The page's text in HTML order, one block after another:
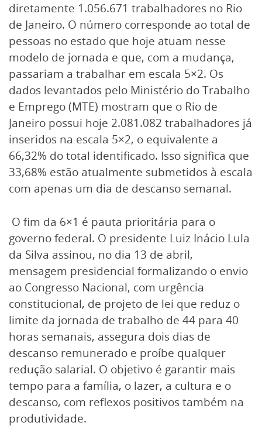
diretamente 1.056.671 trabalhadores no Rio
de Janeiro. O número corresponde ao total de
pessoas no estado que hoje atuam nesse
modelo de jornada e que, com a mudança,
passariam a trabalhar em escala 5×2. Os
dados levantados pelo Ministério do Trabalho
e Emprego (MTE) mostram que o Rio de
Janeiro possui hoje 2.081.082 trabalhadores já
inseridos na escala 5×2, o equivalente a
66,32% do total identificado. Isso significa que
33,68% estão atualmente submetidos à escala
com apenas um dia de descanso semanal.
O fim da 6×1 é pauta prioritária para o
governo federal. O presidente Luiz Inácio Lula
da Silva assinou, no dia 13 de abril,
mensagem presidencial formalizando o envio
ao Congresso Nacional, com urgência
constitucional, de projeto de lei que reduz o
limite da jornada de trabalho de 44 para 40
horas semanais, assegura dois dias de
descanso remunerado e proíbe qualquer
redução salarial. O objetivo é garantir mais
tempo para a família, o lazer, a cultura e o
descanso, com reflexos positivos também na
produtividade.